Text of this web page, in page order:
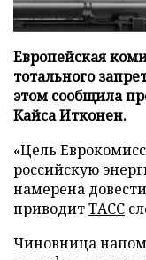
Европейская
тотального
этом сообщила
Кайса Итконен.
«Цель
российскую
намерена
приводитТАСС
Чиновница